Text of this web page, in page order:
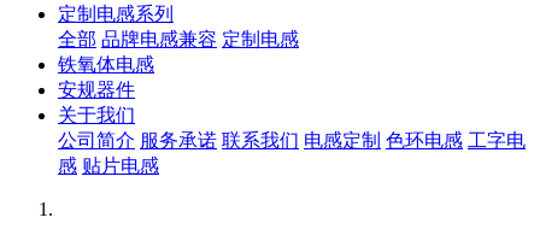
定制电感系列
全部 品牌电感兼容 定制电感
铁氧体电感
安规器件
关于我们
公司简介 服务承诺 联系我们 电感定制 色环电感 工字电
感 贴片电感